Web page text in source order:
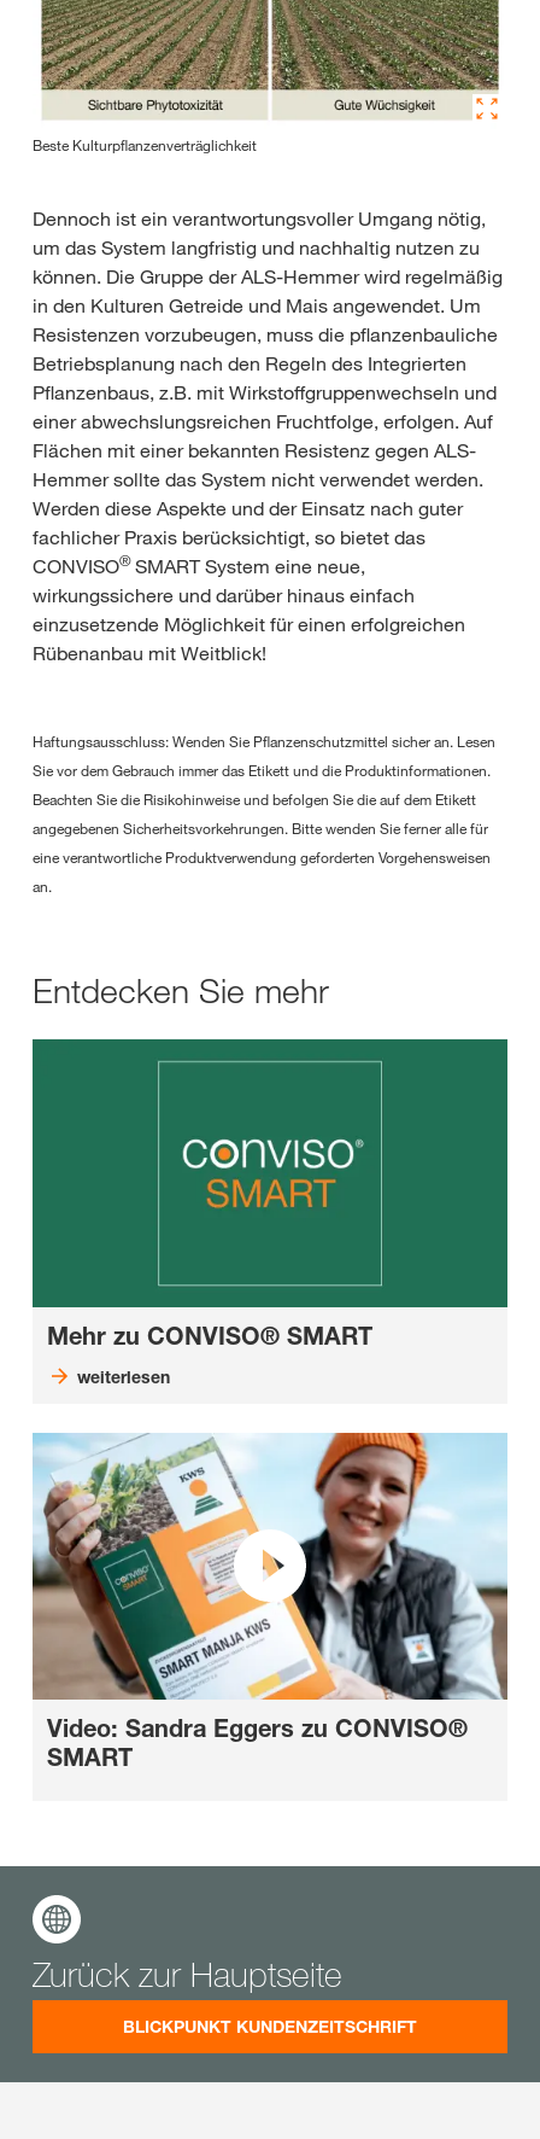
Beste Kulturpflanzenverträglichkeit
Dennoch ist ein verantwortungsvoller Umgang nötig,
um das System langfristig und nachhaltig nutzen zu
können. Die Gruppe der ALS-Hemmer wird regelmäßig
in den Kulturen Getreide und Mais angewendet. Um
Resistenzen vorzubeugen, muss die pflanzenbauliche
Betriebsplanung nach den Regeln des Integrierten
Pflanzenbaus, z.B. mit Wirkstoffgruppenwechseln und
einer abwechslungsreichen Fruchtfolge, erfolgen. Auf
Flächen mit einer bekannten Resistenz gegen ALS-
Hemmer sollte das System nicht verwendet werden.
Werden diese Aspekte und der Einsatz nach guter
fachlicher Praxis berücksichtigt, so bietet das
CONVISO®SMART System eine neue,
wirkungssichere und darüber hinaus einfach
einzusetzende Möglichkeit für einen erfolgreichen
Rübenanbau mit Weitblick!
Haftungsausschluss: Wenden Sie Pflanzenschutzmittel sicher an. Lesen
Sie vor dem Gebrauch immer das Etikett und die Produktinformationen.
Beachten Sie die Risikohinweise und befolgen Sie die auf dem Etikett
angegebenen Sicherheitsvorkehrungen. Bitte wenden Sie ferner alle für
eine verantwortliche Produktverwendung geforderten Vorgehensweisen
an.
Entdecken Sie mehr
Mehr zu CONVISO® SMART
weiterlesen
Video: Sandra Eggers zu CONVISO®
SMART
Zurück zur Hauptseite
BLICKPUNKT KUNDENZEITSCHRIFT